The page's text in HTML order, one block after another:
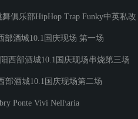
12(Mixed By Kings X)
12(Mixed By Kings X)
俱乐部HipHop Trap Funky中英私改
部酒城10.1国庆现场 第一场
西部酒城10.1国庆现场串烧第三场
部酒城10.1国庆现场第二场
Ponte Vivi Nell\aria